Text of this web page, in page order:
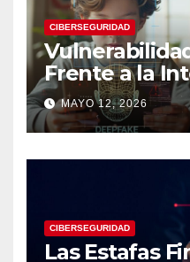
CIBERSEGURIDAD
Frente a la
Artificial:
Manipulación
Tecnológica
MAYO 12, 2026
CIBERSEGURIDAD
Las Estafas